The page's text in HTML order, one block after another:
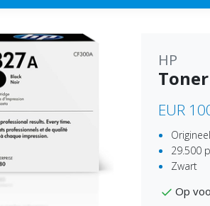
HP
Toner
EUR
Origineel
29.500
Zwart
Op